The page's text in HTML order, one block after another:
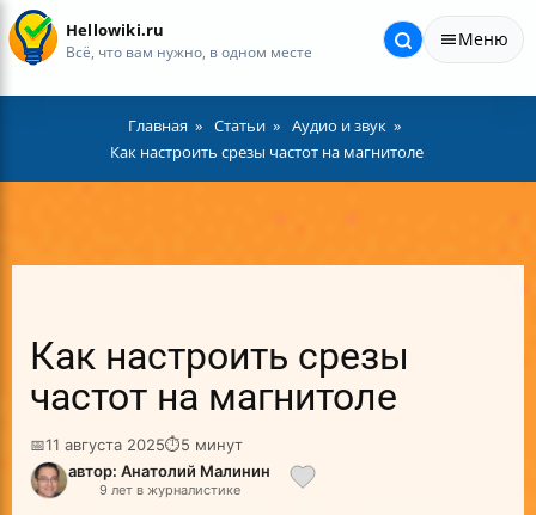
Hellowiki.ru
Всё, что вам нужно, в одном месте
Меню
Главная Статьи
Аудио и звук
Как настроить срезы частот на магнитоле
Как настроить срезы
частот на магнитоле
📅11 августа 2025⏱5 минут
автор: Анатолий Малинин
9 лет в журналистике